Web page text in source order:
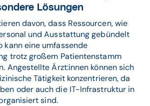
Lösungen
davon, dass Ressourcen, wie
und Ausstattung gebündelt
kann eine umfassende
trotz großem Patientenstamm
Angestellte Ärzt:innen können sich
Tätigkeit konzentrieren, da
oder auch die IT-Infrastruktur in
sind.